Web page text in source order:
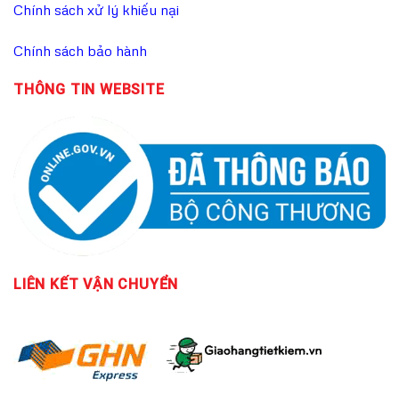
Chính sách xử lý khiếu nại
Chính sách bảo hành
THÔNG TIN WEBSITE
LIÊN KẾTVẬN CHUYỂN